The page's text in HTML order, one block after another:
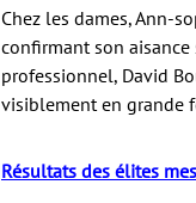
Chez les dames, Ann-
confirmant son
professionnel, David
visiblement en grande
Résultats des élites